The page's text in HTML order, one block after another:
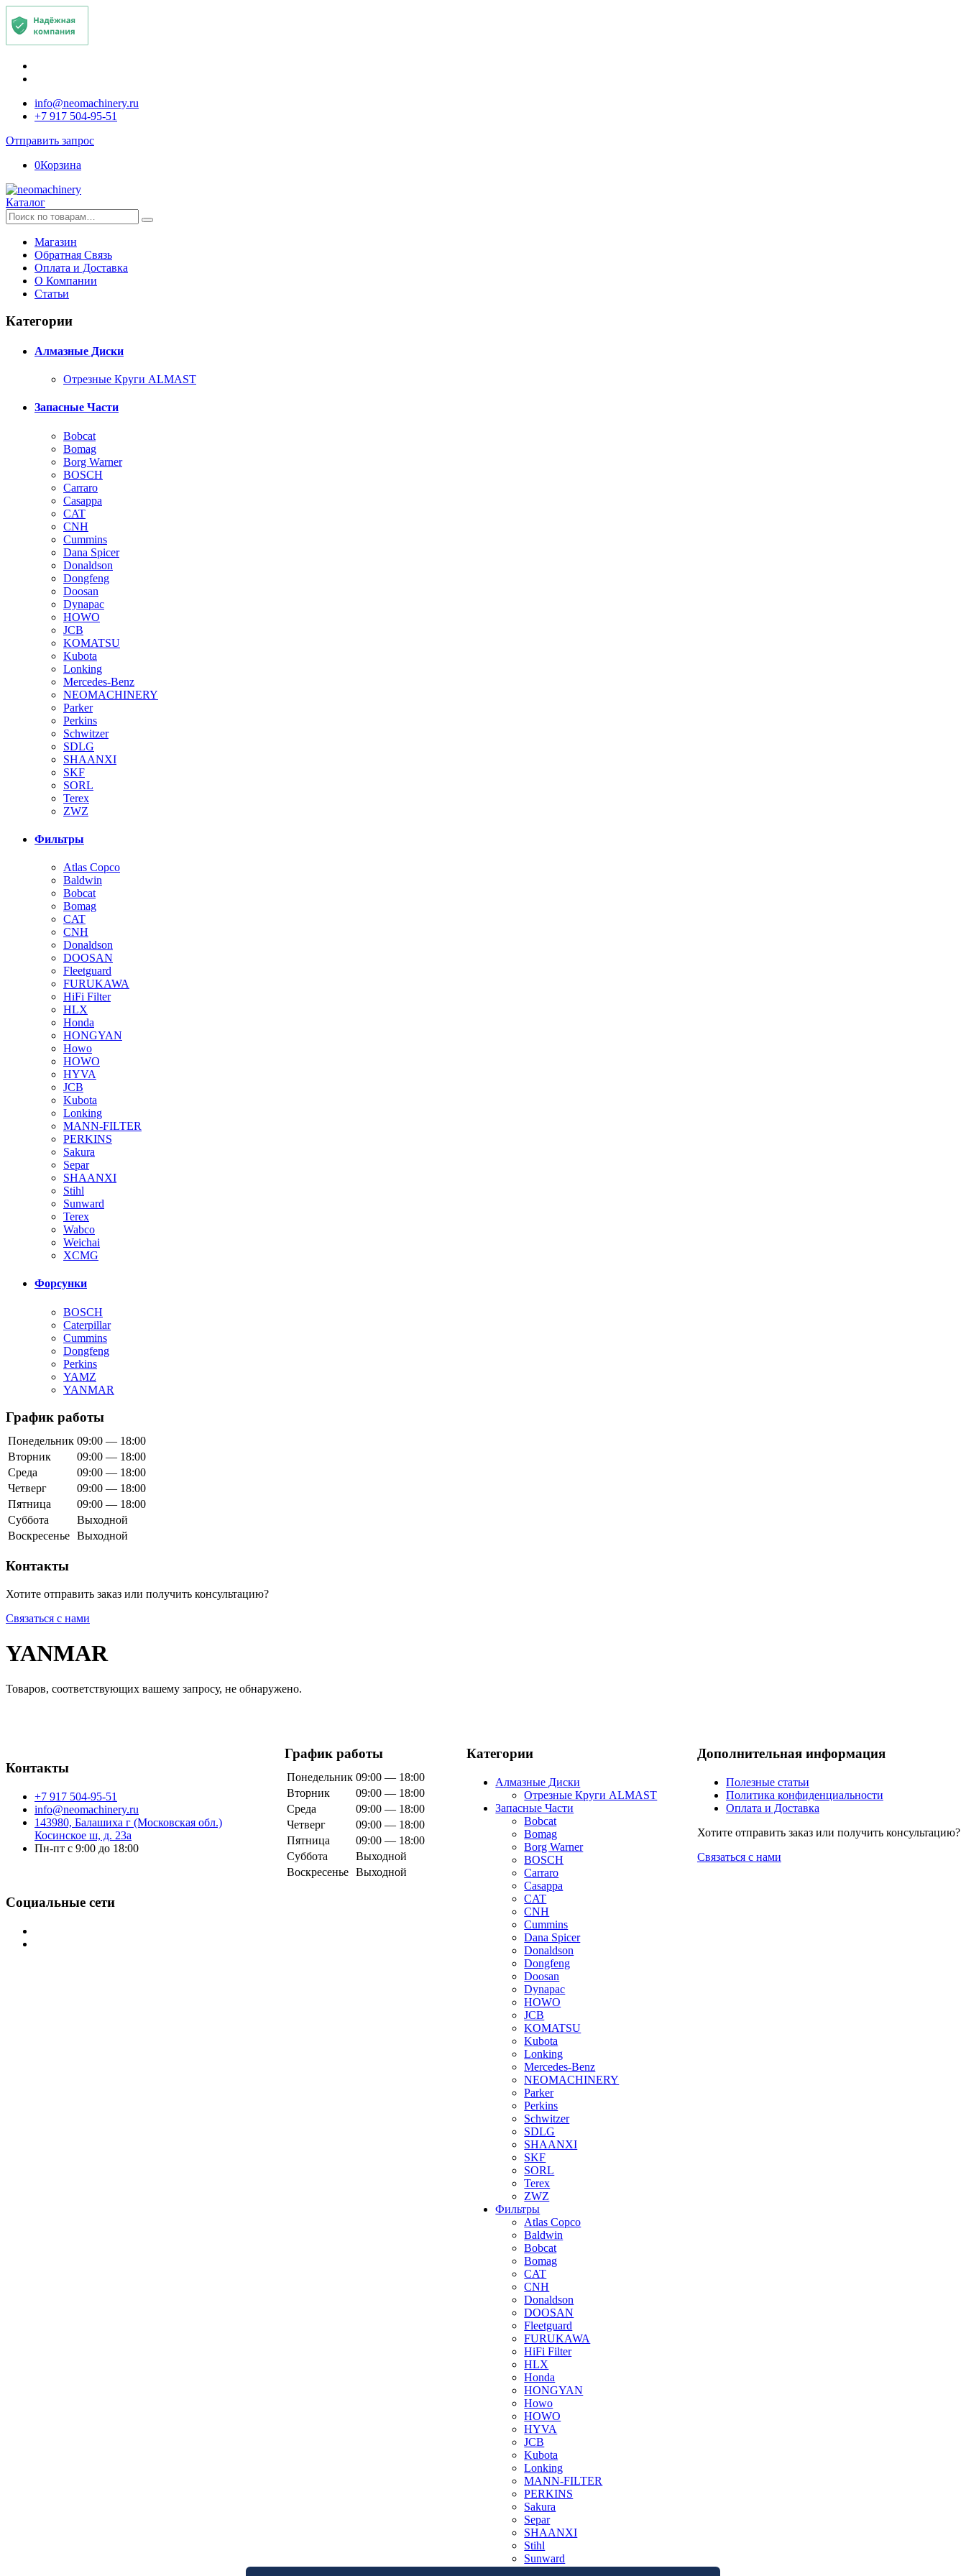
info@neomachinery.ru
+7 917 504-95-51
Отправить запрос
0Корзина
Каталог
Искать:
Магазин
Обратная Связь
Оплата и Доставка
О Компании
Статьи
Категории
Алмазные Диски
Отрезные Круги ALMAST
Запасные Части
Bobcat
Bomag
Borg Warner
BOSCH
Carraro
Casappa
CAT
CNH
Cummins
Dana Spicer
Donaldson
Dongfeng
Doosan
Dynapac
HOWO
JCB
KOMATSU
Kubota
Lonking
Mercedes-Benz
NEOMACHINERY
Parker
Perkins
Schwitzer
SDLG
SHAANXI
SKF
SORL
Terex
ZWZ
Фильтры
Atlas Copco
Baldwin
Bobcat
Bomag
CAT
CNH
Donaldson
DOOSAN
Fleetguard
FURUKAWA
HiFi Filter
HLX
Honda
HONGYAN
Howo
HOWO
HYVA
JCB
Kubota
Lonking
MANN-FILTER
PERKINS
Sakura
Separ
SHAANXI
Stihl
Sunward
Terex
Wabco
Weichai
XCMG
Форсунки
BOSCH
Caterpillar
Cummins
Dongfeng
Perkins
YAMZ
YANMAR
График работы
Понедельник 09:00 — 18:00
Вторник
09:00 — 18:00
Среда
09:00 — 18:00
Четверг
09:00 — 18:00
Пятница
09:00 — 18:00
Суббота
Выходной
Воскресенье Выходной
Контакты
Хотите отправить заказ или получить консультацию?
Связаться с нами
YANMAR
Товаров, соответствующих вашему запросу, не обнаружено.
Контакты
+7 917 504-95-51
info@neomachinery.ru
143980, Балашиха г (Московская обл.)
Косинское ш, д. 23а
Пн-пт с 9:00 до 18:00
Социальные сети
График работы
Понедельник 09:00 — 18:00
Вторник
09:00 — 18:00
Среда
09:00 — 18:00
Четверг
09:00 — 18:00
Пятница
09:00 — 18:00
Суббота
Выходной
Воскресенье
Выходной
Категории
Алмазные Диски
Отрезные Круги ALMAST
Запасные Части
Bobcat
Bomag
Borg Warner
BOSCH
Carraro
Casappa
CAT
CNH
Cummins
Dana Spicer
Donaldson
Dongfeng
Doosan
Dynapac
HOWO
JCB
KOMATSU
Kubota
Lonking
Mercedes-Benz
NEOMACHINERY
Parker
Perkins
Schwitzer
SDLG
SHAANXI
SKF
SORL
Terex
ZWZ
Фильтры
Atlas Copco
Baldwin
Bobcat
Bomag
CAT
CNH
Donaldson
DOOSAN
Fleetguard
FURUKAWA
HiFi Filter
HLX
Honda
HONGYAN
Howo
HOWO
HYVA
JCB
Kubota
Lonking
MANN-FILTER
PERKINS
Sakura
Separ
SHAANXI
Stihl
Sunward
Дополнительная информация
Полезные статьи
Политика конфиденциальности
Оплата и Доставка
Хотите отправить заказ или получить консультацию?
Связаться с нами